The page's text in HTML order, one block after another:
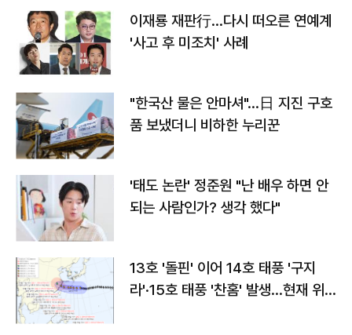
이재룡 재판行…다시 떠오른 연예계
'사고 후 미조치' 사례
"한국산 물은 안마셔"…日 지진 구호
품 보냈더니 비하한 누리꾼
'태도 논란' 정준원 "난 배우 하면 안
되는 사람인가? 생각 했다"
13호 '돌핀' 이어 14호 태풍 '구지
라'·15호 태풍 '찬홈' 발생…현재 위